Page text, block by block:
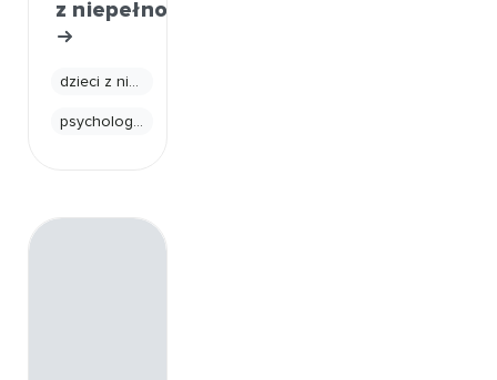
z niepełnosprawnością
dzieci z niepełnosprawnościami
psychologia